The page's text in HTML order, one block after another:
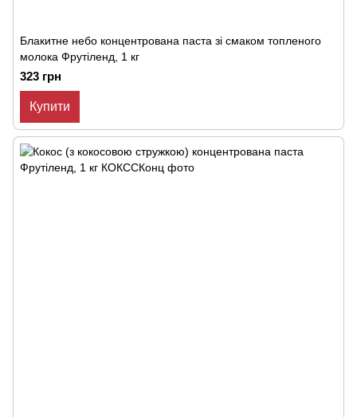
Блакитне небо концентрована паста зі смаком топленого
молока Фрутіленд, 1 кг
323 грн
Купити